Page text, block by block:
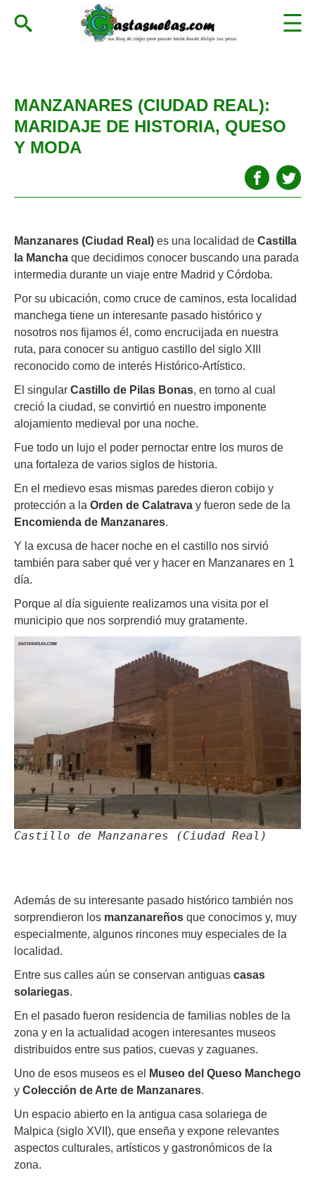
MANZANARES (CIUDAD REAL):
MARIDAJE DE HISTORIA, QUESO
Y MODA
Manzanares (Ciudad Real) es una localidad de Castilla
la Mancha que decidimos conocer buscando una parada
intermedia durante un viaje entre Madrid y Córdoba.
Por su ubicación, como cruce de caminos, esta localidad
manchega tiene un interesante pasado histórico y
nosotros nos fijamos él, como encrucijada en nuestra
ruta, para conocer su antiguo castillo del siglo XIII
reconocido como de interés Histórico-Artístico.
El singular Castillo de Pilas Bonas, en torno al cual
creció la ciudad, se convirtió en nuestro imponente
alojamiento medieval por una noche.
Fue todo un lujo el poder pernoctar entre los muros de
una fortaleza de varios siglos de historia.
En el medievo esas mismas paredes dieron cobijo y
protección a la Orden de Calatrava y fueron sede de la
Encomienda de Manzanares.
Y la excusa de hacer noche en el castillo nos sirvió
también para saber qué ver y hacer en Manzanares en 1
día.
Porque al día siguiente realizamos una visita por el
municipio que nos sorprendió muy gratamente.
Castillo de Manzanares (Ciudad Real)
Además de su interesante pasado histórico también nos
sorprendieron los manzanareños que conocimos y, muy
especialmente, algunos rincones muy especiales de la
localidad.
Entre sus calles aún se conservan antiguas casas
solariegas.
En el pasado fueron residencia de familias nobles de la
zona y en la actualidad acogen interesantes museos
distribuidos entre sus patios, cuevas y zaguanes.
Uno de esos museos es el
Museo del Queso Manchego
y Colección de Arte de Manzanares.
Un espacio abierto en la antigua casa solariega de
Malpica (siglo XVII), que enseña y expone relevantes
aspectos culturales, artísticos y gastronómicos de la
zona.